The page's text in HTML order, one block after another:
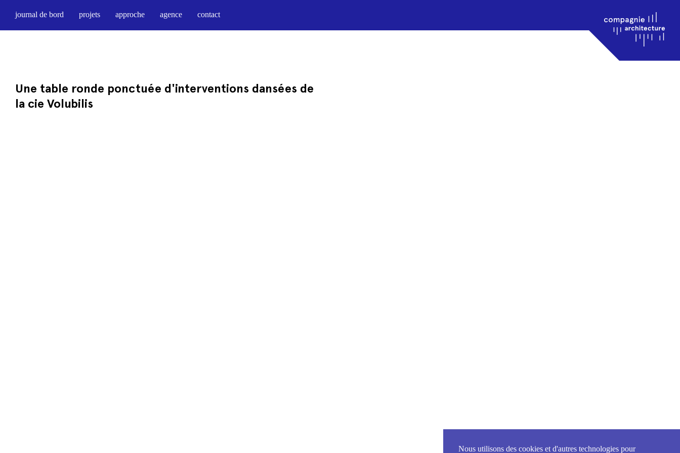
Nous utilisons des cookies et d'autres technologies pour
journal de bord projets approche agence contact
Une table ronde ponctuée d'interventions dansées de
la cie Volubilis